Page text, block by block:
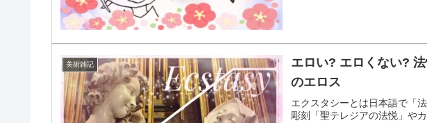
美術雑記
エロい? エロくない?
のエロス
エクスタシーとは日本語で「
彫刻「聖テレジアの法悦」や